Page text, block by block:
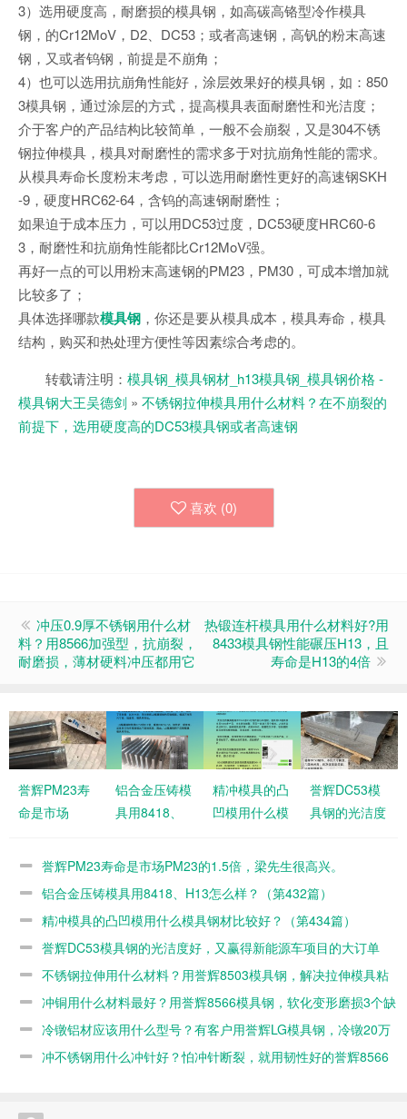
3）选用硬度高，耐磨损的模具钢，如高碳高铬型冷作模具
钢，的Cr12MoV，D2、DC53；或者高速钢，高钒的粉末高速
钢，又或者钨钢，前提是不崩角；
4）也可以选用抗崩角性能好，涂层效果好的模具钢，如：850
3模具钢，通过涂层的方式，提高模具表面耐磨性和光洁度；
介于客户的产品结构比较简单，一般不会崩裂，又是304不锈
钢拉伸模具，模具对耐磨性的需求多于对抗崩角性能的需求。
从模具寿命长度粉末考虑，可以选用耐磨性更好的高速钢SKH
-9，硬度HRC62-64，含钨的高速钢耐磨性；
如果迫于成本压力，可以用DC53过度，DC53硬度HRC60-6
3，耐磨性和抗崩角性能都比Cr12MoV强。
再好一点的可以用粉末高速钢的PM23，PM30，可成本增加就
比较多了；
具体选择哪款模具钢 ，你还是要从模具成本，模具寿命，模具
结构，购买和热处理方便性等因素综合考虑的。
转载请注明： 模具钢_模具钢材_h13模具钢_模具钢价格 -
模具钢大王吴德剑 » 不锈钢拉伸模具用什么材料？在不崩裂的
前提下，选用硬度高的DC53模具钢或者高速钢
喜欢 (0)
冲压0.9厚不锈钢用什么材
料？用8566加强型，抗崩裂，
耐磨损，薄材硬料冲压都用它
热锻连杆模具用什么材料好?用
8433模具钢性能碾压H13，且
寿命是H13的4倍
誉辉PM23寿
命是市场
倍，梁先生很
铝合金压铸模
具用8418、
（第432篇）
精冲模具的凸
凹模用什么模
好？（第434
誉辉DC53模
具钢的光洁度
能源车项目的
421篇）
誉辉PM23寿命是市场PM23的1.5倍，梁先生很高兴。
铝合金压铸模具用8418、H13怎么样？（第432篇）
精冲模具的凸凹模用什么模具钢材比较好？（第434篇）
誉辉DC53模具钢的光洁度好，又赢得新能源车项目的大订单
（第421篇）
不锈钢拉伸用什么材料？用誉辉8503模具钢，解决拉伸模具粘
料有一手（第418篇）
冲铜用什么材料最好？用誉辉8566模具钢，软化变形磨损3个缺
陷同时解决（第417篇）
冷镦铝材应该用什么型号？有客户用誉辉LG模具钢，冷镦20万
产品都不开裂（第416篇）
冲不锈钢用什么冲针好？怕冲针断裂，就用韧性好的誉辉8566